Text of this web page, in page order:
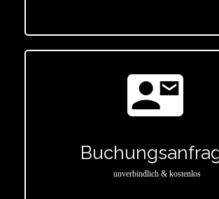
contact_mail
unverbindlich & kostenlos